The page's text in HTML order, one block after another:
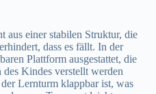
aus einer stabilen Struktur, die
dass es fällt. In der
Plattform ausgestattet, die
Kindes verstellt werden
Lernturm klappbar ist, was